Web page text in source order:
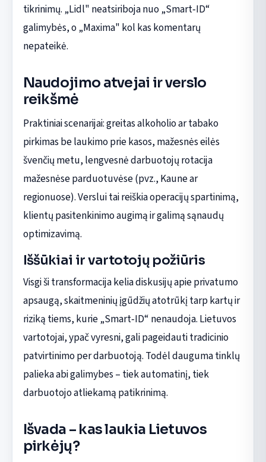
tikrinimų. „Lidl" neatsiriboja nuo „Smart‑ID“
galimybės, o „Maxima" kol kas komentarų
nepateikė.
Naudojimo atvejai ir verslo
reikšmė
Praktiniai scenarijai: greitas alkoholio ar tabako
pirkimas be laukimo prie kasos, mažesnės eilės
švenčių metu, lengvesnė darbuotojų rotacija
mažesnėse parduotuvėse (pvz., Kaune ar
regionuose). Verslui tai reiškia operacijų spartinimą,
klientų pasitenkinimo augimą ir galimą sąnaudų
optimizavimą.
Iššūkiai ir vartotojų požiūris
Visgi ši transformacija kelia diskusijų apie privatumo
apsaugą, skaitmeninių įgūdžių atotrūkį tarp kartų ir
riziką tiems, kurie „Smart‑ID“ nenaudoja. Lietuvos
vartotojai, ypač vyresni, gali pageidauti tradicinio
patvirtinimo per darbuotoją. Todėl dauguma tinklų
palieka abi galimybes – tiek automatinį, tiek
darbuotojo atliekamą patikrinimą.
Išvada – kas laukia Lietuvos
pirkėjų?